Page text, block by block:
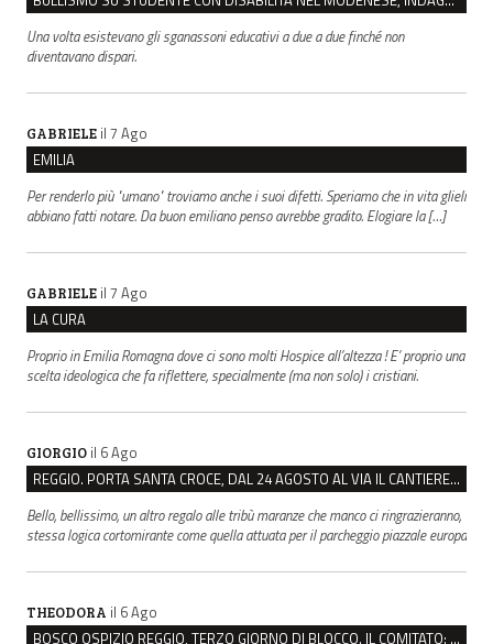
Una volta esistevano gli sganassoni educativi a due a due finché non
diventavano dispari.
GABRIELE il 7 Ago
EMILIA
Per renderlo più "umano" troviamo anche i suoi difetti. Speriamo che in vita glieli
abbiano fatti notare. Da buon emiliano penso avrebbe gradito. Elogiare la […]
GABRIELE il 7 Ago
LA CURA
Proprio in Emilia Romagna dove ci sono molti Hospice all’altezza ! E’ proprio una
scelta ideologica che fa riflettere, specialmente (ma non solo) i cristiani.
GIORGIO il 6 Ago
REGGIO. PORTA SANTA CROCE, DAL 24 AGOSTO AL VIA IL CANTIERE PER IL NUOVO COLLETTORE FOGNARIO
Bello, bellissimo, un altro regalo alle tribù maranze che manco ci ringrazieranno,
stessa logica cortomirante come quella attuata per il parcheggio piazzale europa
THEODORA il 6 Ago
BOSCO OSPIZIO REGGIO, TERZO GIORNO DI BLOCCO. IL COMITATO: “PRESIDIO FINO A VENERDÌ”